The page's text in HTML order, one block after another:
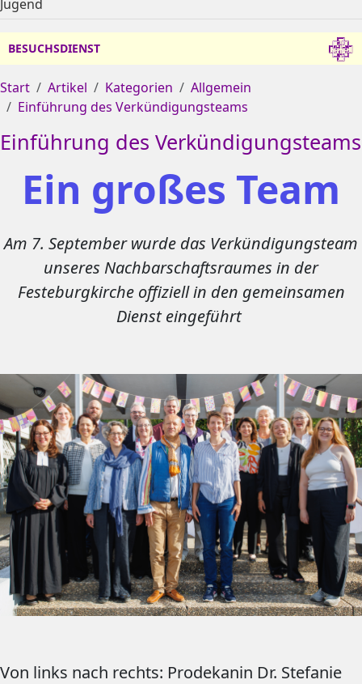
Jugend
BESUCHSDIENST
Start Artikel Kategorien
Allgemein
Einführung des Verkündigungsteams
Einführung des Verkündigungsteams
Ein großes Team
Am 7. September wurde das Verkündigungsteam
unseres Nachbarschaftsraumes in der
Festeburgkirche offiziell in den gemeinsamen
Dienst eingeführt
Von links nach rechts: Prodekanin Dr. Stefanie